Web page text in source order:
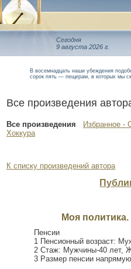
Сегодня
9 августа 2026 г.
В восемнадцать наши убеждения
сорок пять — пещерам, в которых мы
Все произведения
Все произведения
Избранное -
Хоккура
К списку произведений автора
Моя
Пенсии
1 Пенсионный возраст:
2 Стаж: Мужчины-40 лет,
3 Размер пенсии